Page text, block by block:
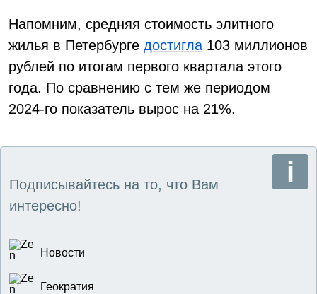
Напомним, средняя стоимость элитного
жилья в Петербурге достигла 103 миллионов
рублей по итогам первого квартала этого
года. По сравнению с тем же периодом
2024-го показатель вырос на 21%.
Подписывайтесь на то, что Вам
интересно!
Новости
Геократия